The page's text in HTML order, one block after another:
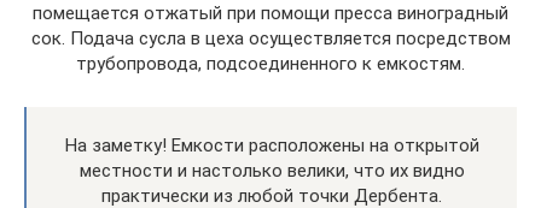
помещается отжатый при помощи пресса виноградный
сок. Подача сусла в цеха осуществляется посредством
трубопровода, подсоединенного к емкостям.
На заметку! Емкости расположены на открытой
местности и настолько велики, что их видно
практически из любой точки Дербента.